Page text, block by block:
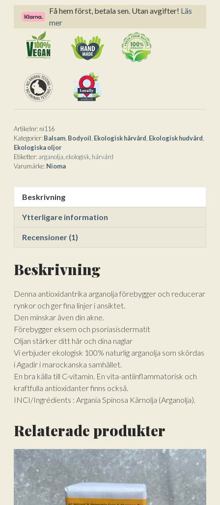
Arganolja
från
Nioma
50
ml
e
n
Få hem först, betala sen. Utan avgifter! Läs
mer
Artikelnr: ni116
Kategorier: Balsam Bodyoil Ekologisk hårvård Ekologisk hudvård
Ekologiska oljor
Etiketter: arganolja ekologisk hårvård
Varumärke: Nioma
Beskrivning
Ytterligare information
Recensioner (1)
Beskrivning
Denna antioxidantrika arganolja förebygger och reducerar
rynkor och ger fina linjer i ansiktet.
Den minskar även din akne.
Förebygger eksem och psoriasisdermatit
Oljan stärker ditt hår och dina naglar
Vi erbjuder ekologisk 100% naturlig arganolja som skördas
i Agadir i marockanska samhället.
En bra källa till C-vitamin. En vita-antiinflammatorisk och
kraftfulla antioxidanter finns också.
INCI/Ingrédients : Argania Spinosa Kärnolja (Arganolja).
Relaterade produkter